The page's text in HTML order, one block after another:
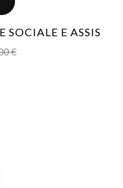
SOCIALE E ASSIS
€Prezzo